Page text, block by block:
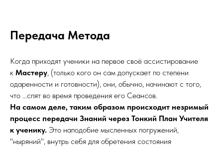
Передача Метода
Когда приходят ученики на первое своё ассистирование
к Мастеру, (только кого он сам допускает по степени
одаренности и готовности), они, обычно, начинают с того,
что ...спят во время проведения его Сеансов.
На самом деле, таким образом происходит незримый
процесс передачи Знаний через Тонкий План Учителя
к ученику. Это наподобие мысленных погружений,
"ныряний", внутрь себя для обретения состояния